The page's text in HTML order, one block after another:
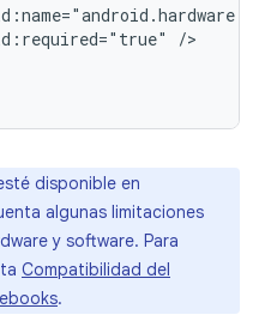
disponible en
algunas limitaciones
y software. Para
Compatibilidad del
.